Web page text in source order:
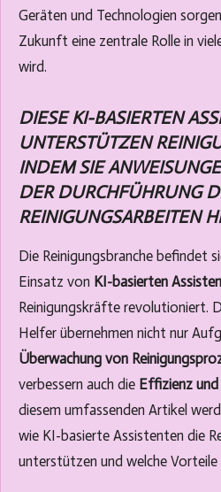
Geräten und Technologien
Zukunft eine zentrale Rolle in
wird.
DIESE KI-BASIERTEN
UNTERSTÜTZEN
INDEM SIE
DER DURCHFÜHRUNG
REINIGUNGSARBEITEN
Die Reinigungsbranche befindet
Einsatz von KI-basierten
Reinigungskräfte revolutioniert.
Helfer übernehmen nicht nur
Überwachung von
verbessern auch die Effizienz
diesem umfassenden Artikel
wie KI-basierte Assistenten die
unterstützen und welche Vorteile